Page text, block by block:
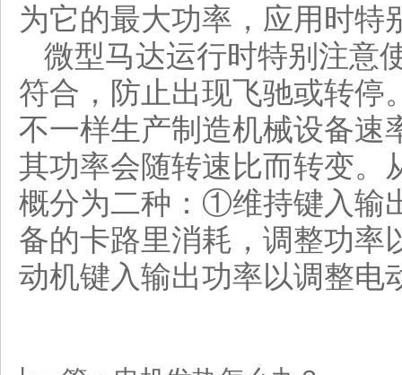
为它的最大功率，应用时特
微型马达运行时特别注意
符合，防止出现飞驰或转停
不一样生产制造机械设备速
其功率会随转速比而转变。
概分为二种：①维持键入输
备的卡路里消耗，调整功
动机键入输出功率以调整电